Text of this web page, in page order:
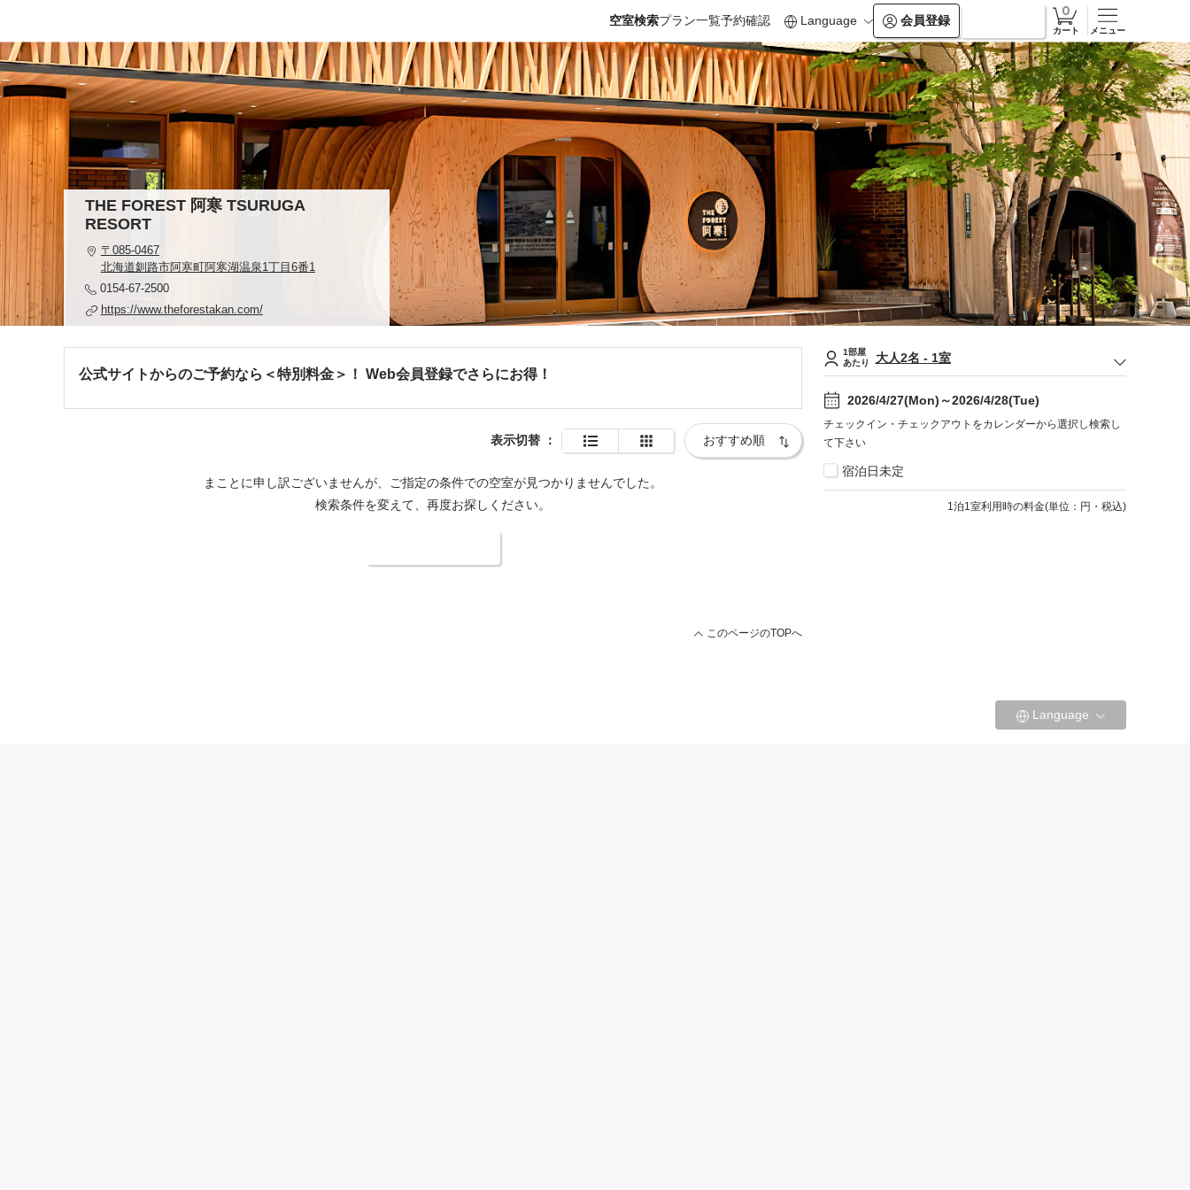
空室検索プラン一覧予約確認 Language 会員登録
カート メニュー
THE FOREST 阿寒 TSURUGA
RESORT
〒085-0467
北海道釧路市阿寒町阿寒湖温泉1丁目6番1
0154-67-2500
https://www.theforestakan.com/
公式サイトからのご予約なら＜特別料金＞！ Web会員登録でさらにお得！
表示切替 ：
まことに申し訳ございませんが、ご指定の条件での空室が見つかりませんでした。
検索条件を変えて、再度お探しください。
このページのTOPへ
1部屋
あたり
大人2名 - 1室
2026/4/27(Mon)～2026/4/28(Tue)
チェックイン・チェックアウトをカレンダーから選択し検索し
て下さい
宿泊日未定
1 泊1室利用時の料金(単位：円・税込)
Language